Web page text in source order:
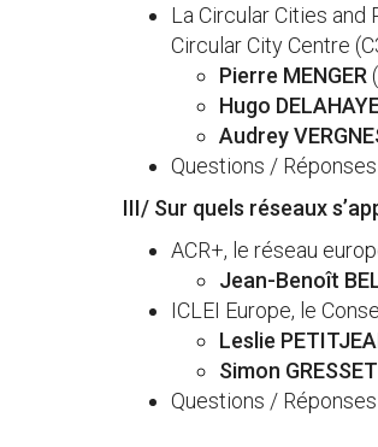
La Circular Cities and
Circular City Centre
Pierre MENGER
Hugo
Audrey
Questions / Réponses
III/ Sur quels réseaux
ACR+, le réseau
Jean-Benoît
ICLEI Europe, le
Leslie
Simon GRESSET
Questions / Réponses